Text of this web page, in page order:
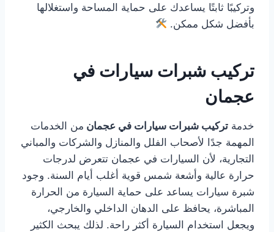
وتركيبًا ثابتًا يساعدك على حماية المساحة واستغلالها
بأفضل شكل ممكن.
تركيب شبرات سيارات في
عجمان
خدمة تركيب شبرات سيارات في عجمان من الخدمات
المهمة جدًا لأصحاب الفلل والمنازل والشركات والمباني
التجارية، لأن السيارات في عجمان تتعرض لدرجات
حرارة عالية وأشعة شمس قوية أغلب أيام السنة. وجود
شبرة سيارات يساعد على حماية السيارة من الحرارة
المباشرة، يحافظ على الدهان الداخلي والخارجي،
ويجعل استخدام السيارة أكثر راحة. لذلك يبحث الكثير